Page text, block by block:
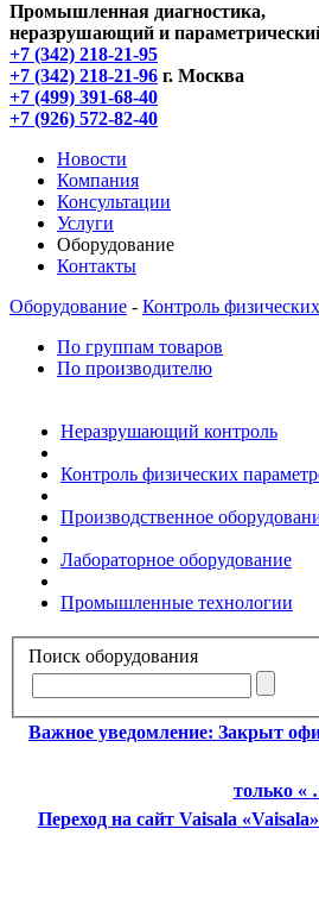
Промышленная диагностика,
неразрушающий и
+7 (342) 218-21-95
+7 (342) 218-21-96 г. Москва
+7 (499) 391-68-40
+7 (926) 572-82-40
Новости
Компания
Консультации
Услуги
Оборудование
Контакты
Оборудование - Контроль
По группам товаров
По производителю
Неразрушающий контроль
Контроль физических
Производственное
Лабораторное оборудование
Промышленные технологии
Поиск оборудования
Важное уведомление: Закрыт
только «
Переход на сайт Vaisala